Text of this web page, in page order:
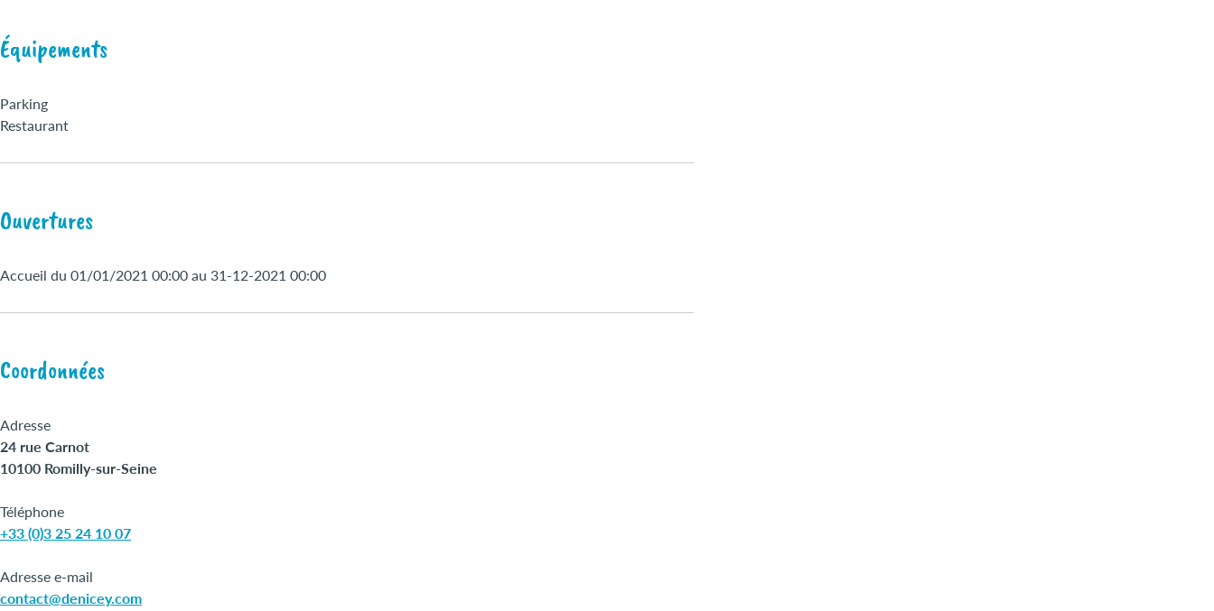
Équipements
Parking
Restaurant
Ouvertures
Accueil du 01/01/2021 00:00 au 31-12-2021 00:00
Coordonnées
Adresse
24 rue Carnot
10100 Romilly-sur-Seine
Téléphone
+33 (0)3 25 24 10 07
Adresse e-mail
contact@denicey.com